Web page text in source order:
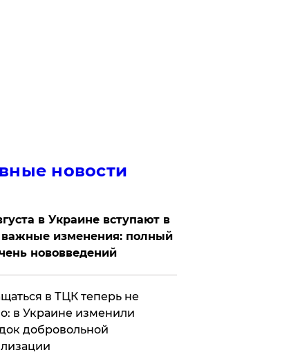
новости
в Украине вступают в
важные изменения: полный
нововведений
в ТЦК теперь не
в Украине изменили
добровольной